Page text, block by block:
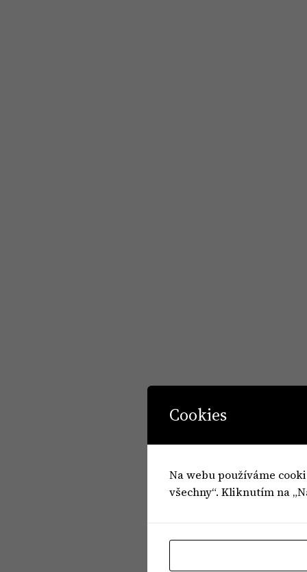
Cookies
Na webu používáme
všechny“. Kliknutím na